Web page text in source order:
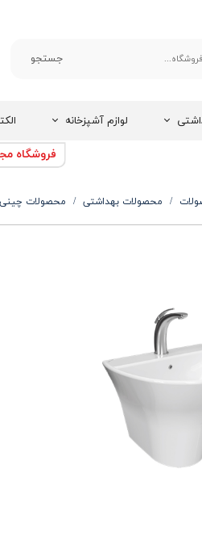
جستجو
لوازم آشپزخانه
فروشگاه
محصولات بهداشتی محصولات چینی